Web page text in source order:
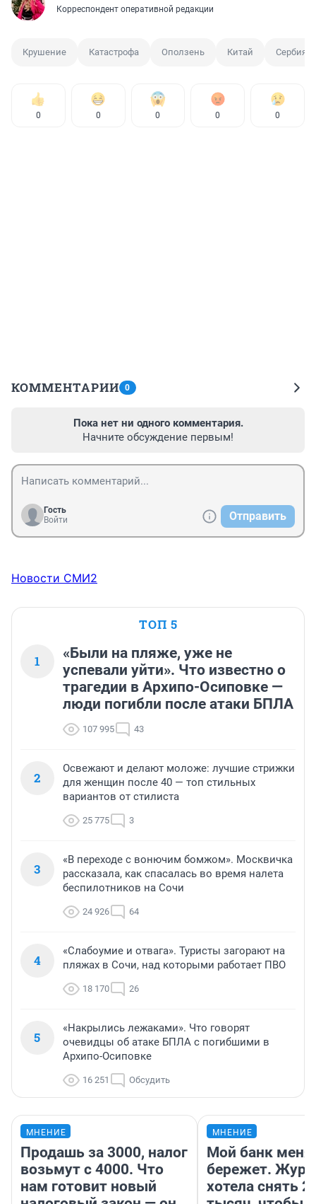
Корреспондент оперативной редакции
Крушение Катастрофа Оползень Китай Сербия
0 0 0 0 0
КОММЕНТАРИИ 0
Пока нет ни одного комментария.
Начните обсуждение первым!
Гость
Войти
Отправить
Новости СМИ2
ТОП 5
1
«Были на пляже, уже не
успевали уйти». Что известно о
трагедии в Архипо-Осиповке —
люди погибли после атаки БПЛА
107 995 43
2
Освежают и делают моложе: лучшие стрижки
для женщин после 40 — топ стильных
вариантов от стилиста
25 775 3
3
«В переходе с вонючим бомжом». Москвичка
рассказала, как спасалась во время налета
беспилотников на Сочи
24 926 64
4
«Слабоумие и отвага». Туристы загорают на
пляжах в Сочи, над которыми работает ПВО
18 170 26
5
«Накрылись лежаками». Что говорят
очевидцы об атаке БПЛА с погибшими в
Архипо-Осиповке
16 251 Обсудить
МНЕНИЕ
Продашь за 3000, налог
возьмут с 4000. Что
нам готовит новый
МНЕНИЕ
Мой банк меня
бережет.
хотела снять